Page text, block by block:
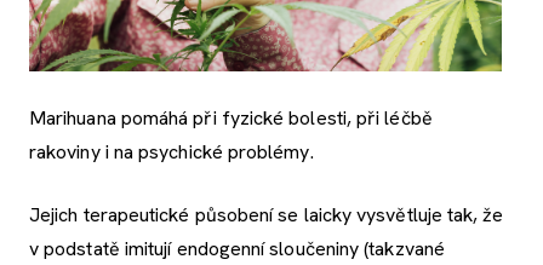
Marihuana pomáhá při fyzické bolesti, při léčbě
rakoviny i na psychické problémy.
Jejich terapeutické působení se laicky vysvětluje tak, že
v podstatě imitují endogenní sloučeniny (takzvané